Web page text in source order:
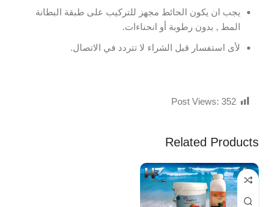
يجب ان يكون الحائط مجهز للتركيب على طبقة البطانة
المط , بدون رطوبة أو انحناءات.
لأى استفسار قبل الشراء لا تتردد في الاتصال.
Post Views: 352
Related Products